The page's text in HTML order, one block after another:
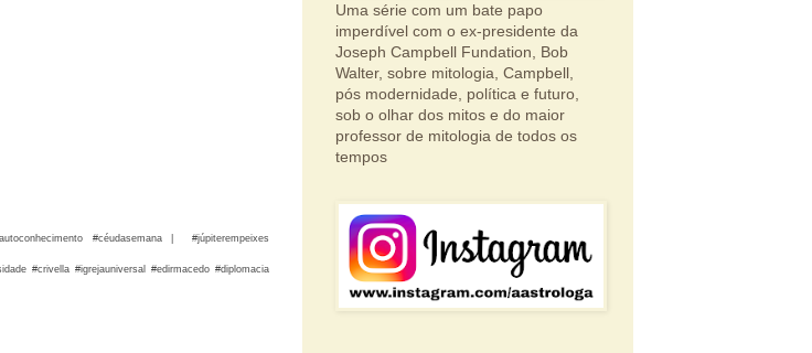
#céudasemana | #júpiterempeixes
#crivella #igrejauniversal #edirmacedo #diplomacia
Uma série com um bate papo
imperdível com o ex-presidente da
Joseph Campbell Fundation, Bob
Walter, sobre mitologia, Campbell,
pós modernidade, política e futuro,
sob o olhar dos mitos e do maior
professor de mitologia de todos os
tempos